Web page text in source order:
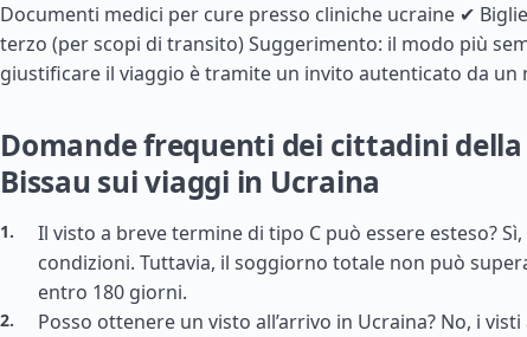
Documenti medici per cure presso cliniche ucraine ✔
terzo (per scopi di transito) Suggerimento: il modo più
giustificare il viaggio è tramite un invito autenticato da un
Domande frequenti dei cittadini della
Bissau sui viaggi in Ucraina
Il visto a breve termine di tipo C può essere esteso?
condizioni. Tuttavia, il soggiorno totale non può
entro 180 giorni.
Posso ottenere un visto all’arrivo in Ucraina? No, i